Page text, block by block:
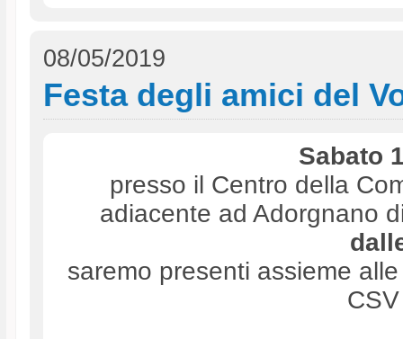
08/05/2019
Festa degli amici del
Sabato
presso il Centro della
adiacente ad Adorgnano
saremo presenti assieme